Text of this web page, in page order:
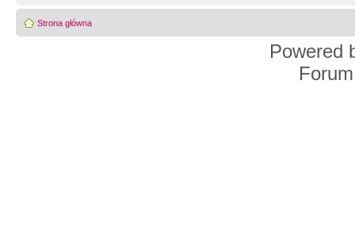
Strona główna
Powered